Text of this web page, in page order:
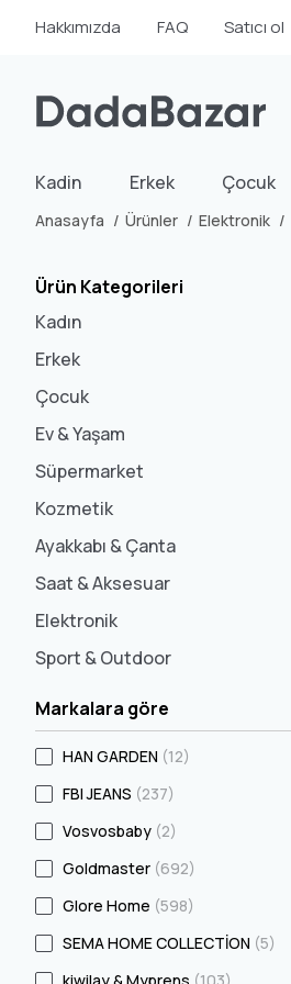
Hakkımızda FAQ Satıcı ol
Kadin Erkek Çocuk
Anasayfa Ürünler Elektronik
Ürün Kategorileri
Kadın
Erkek
Çocuk
Ev & Yaşam
Süpermarket
Kozmetik
Ayakkabı & Çanta
Saat & Aksesuar
Elektronik
Sport & Outdoor
Markalara göre
HAN GARDEN (12)
FBI JEANS (237)
Vosvosbaby (2)
Goldmaster (692)
Glore Home (598)
SEMA HOME COLLECTİON (5)